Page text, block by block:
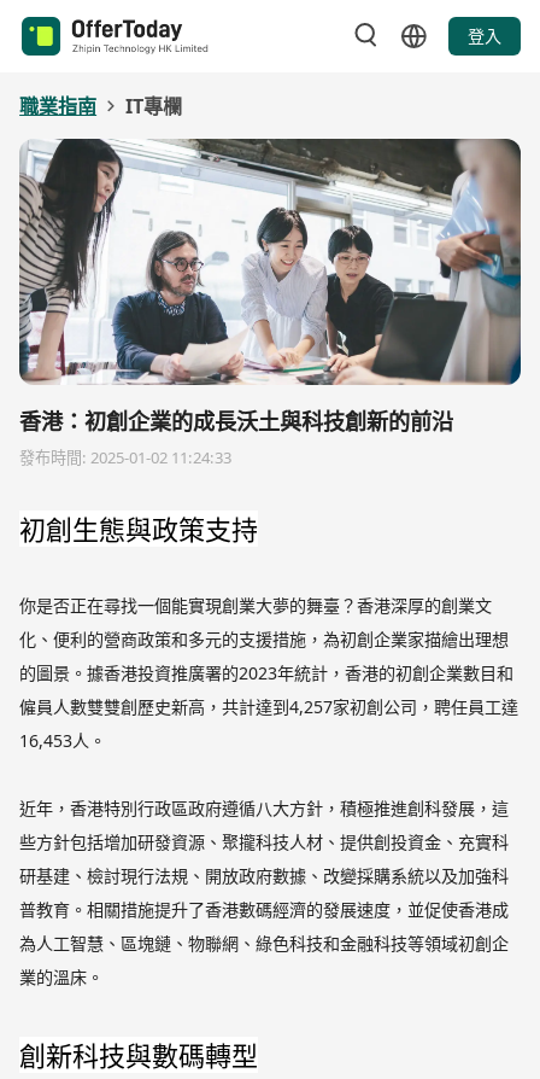
登入
職業指南 IT專欄
香港：初創企業的成長沃土與科技創新的前沿
發布時間: 2025-01-02 11:24:33
初創生態與政策支持
你是否正在尋找一個能實現創業大夢的舞臺？香港深厚的創業文
化、便利的營商政策和多元的支援措施，為初創企業家描繪出理想
的圖景。據香港投資推廣署的2023年統計，香港的初創企業數目和
僱員人數雙雙創歷史新高，共計達到4,257家初創公司，聘任員工達
16,453人。
近年，香港特別行政區政府遵循八大方針，積極推進創科發展，這
些方針包括增加研發資源、聚攏科技人材、提供創投資金、充實科
研基建、檢討現行法規、開放政府數據、改變採購系統以及加強科
普教育。相關措施提升了香港數碼經濟的發展速度，並促使香港成
為人工智慧、區塊鏈、物聯網、綠色科技和金融科技等領域初創企
業的溫床。
創新科技與數碼轉型